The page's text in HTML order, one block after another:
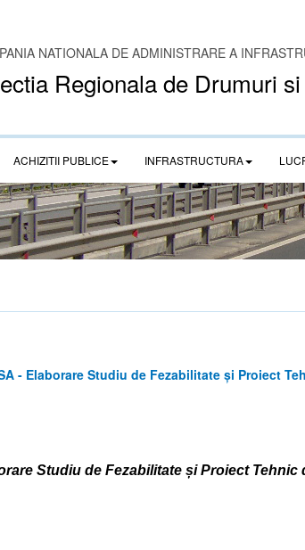
NATIONALA DE ADMINISTRARE A
Regionala de Drumuri
ACHIZITII PUBLICE INFRASTRUCTURA
- Elaborare Studiu de Fezabilitate și Proiect
Studiu de Fezabilitate și Proiect